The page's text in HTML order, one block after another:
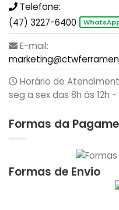
Telefone:
(47) 3227-6400
E-mail:
Horário de
seg a sex das 8h às 12h -
Formas da
Formas de Envio